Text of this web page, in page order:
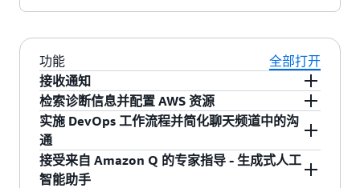
功能
全部打开
接收通知
只需选择您想要接收通知的 Amazon Chime、
Microsoft Teams 或 Slack 通道，然后选择应触发
通知的 Amazon Simple Notification Service (SNS)
主题。
检索诊断信息并配置 AWS 资源
AWS Chatbot 支持桌面和移动设备上来自
Microsoft Teams 和 Slack 的大多数 AWS 服务的
AWS 命令行界面（CLI）命令。通过在聊天室中检
索诊断信息和配置 AWS 资源，您的团队能够更快
实施 DevOps 工作流程并简化聊天频道中的沟
通
使用自定义通知、可自定义操作和命令别名，在
聊天频道中实施常用的 DevOps 运行手册流程和
接受来自 Amazon Q 的专家指导 - 生成式人工
智能助手